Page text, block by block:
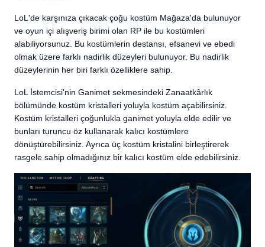
LoL'de karşınıza çıkacak çoğu kostüm Mağaza'da bulunuyor
ve oyun içi alışveriş birimi olan RP ile bu kostümleri
alabiliyorsunuz. Bu kostümlerin destansı, efsanevi ve ebedi
olmak üzere farklı nadirlik düzeyleri bulunuyor. Bu nadirlik
düzeylerinin her biri farklı özelliklere sahip.
LoL İstemcisi'nin Ganimet sekmesindeki Zanaatkârlık
bölümünde kostüm kristalleri yoluyla kostüm açabilirsiniz.
Kostüm kristalleri çoğunlukla ganimet yoluyla elde edilir ve
bunları turuncu öz kullanarak kalıcı kostümlere
dönüştürebilirsiniz. Ayrıca üç kostüm kristalini birleştirerek
rasgele sahip olmadığınız bir kalıcı kostüm elde edebilirsiniz.